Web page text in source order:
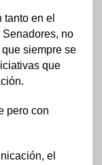
en el
no
siempre se
que
pero con
el